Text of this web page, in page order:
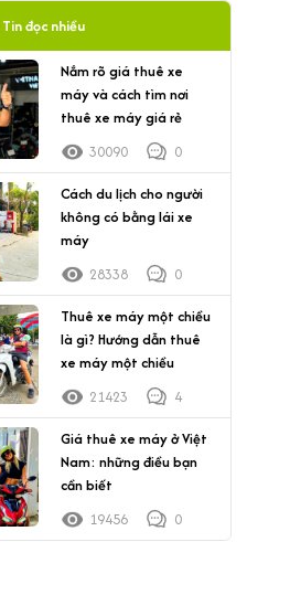
Tin đọc nhiều
Nắm rõ giá thuê xe
máy và cách tìm nơi
thuê xe máy giá rẻ
30090
0
Cách du lịch cho người
không có bằng lái xe
máy
28338
0
Thuê xe máy một chiều
là gì? Hướng dẫn thuê
xe máy một chiều
21423
4
Giá thuê xe máy ở Việt
Nam: những điều bạn
cần biết
19456
0